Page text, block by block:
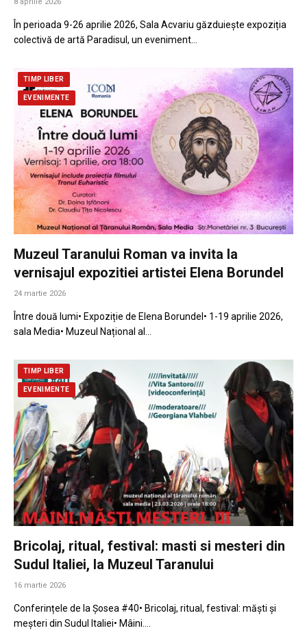
8 aprilie 2026
În perioada 9-26 aprilie 2026, Sala Acvariu găzduiește expoziția
colectivă de artă Paradisul, un eveniment…
TIMP LIBER
EVENIMENTE
Muzeul Taranului Roman va invita la
vernisajul expozitiei artistei Elena Borundel
24 martie 2026
Între două lumi• Expoziție de Elena Borundel• 1-19 aprilie 2026,
sala Media• Muzeul Național al…
TIMP LIBER
EVENIMENTE
Bricolaj, ritual, festival: masti si mesteri din
Sudul Italiei, la Muzeul Taranului
16 martie 2026
Conferințele de la Șosea #40• Bricolaj, ritual, festival: măști și
meșteri din Sudul Italiei• Mâini.…